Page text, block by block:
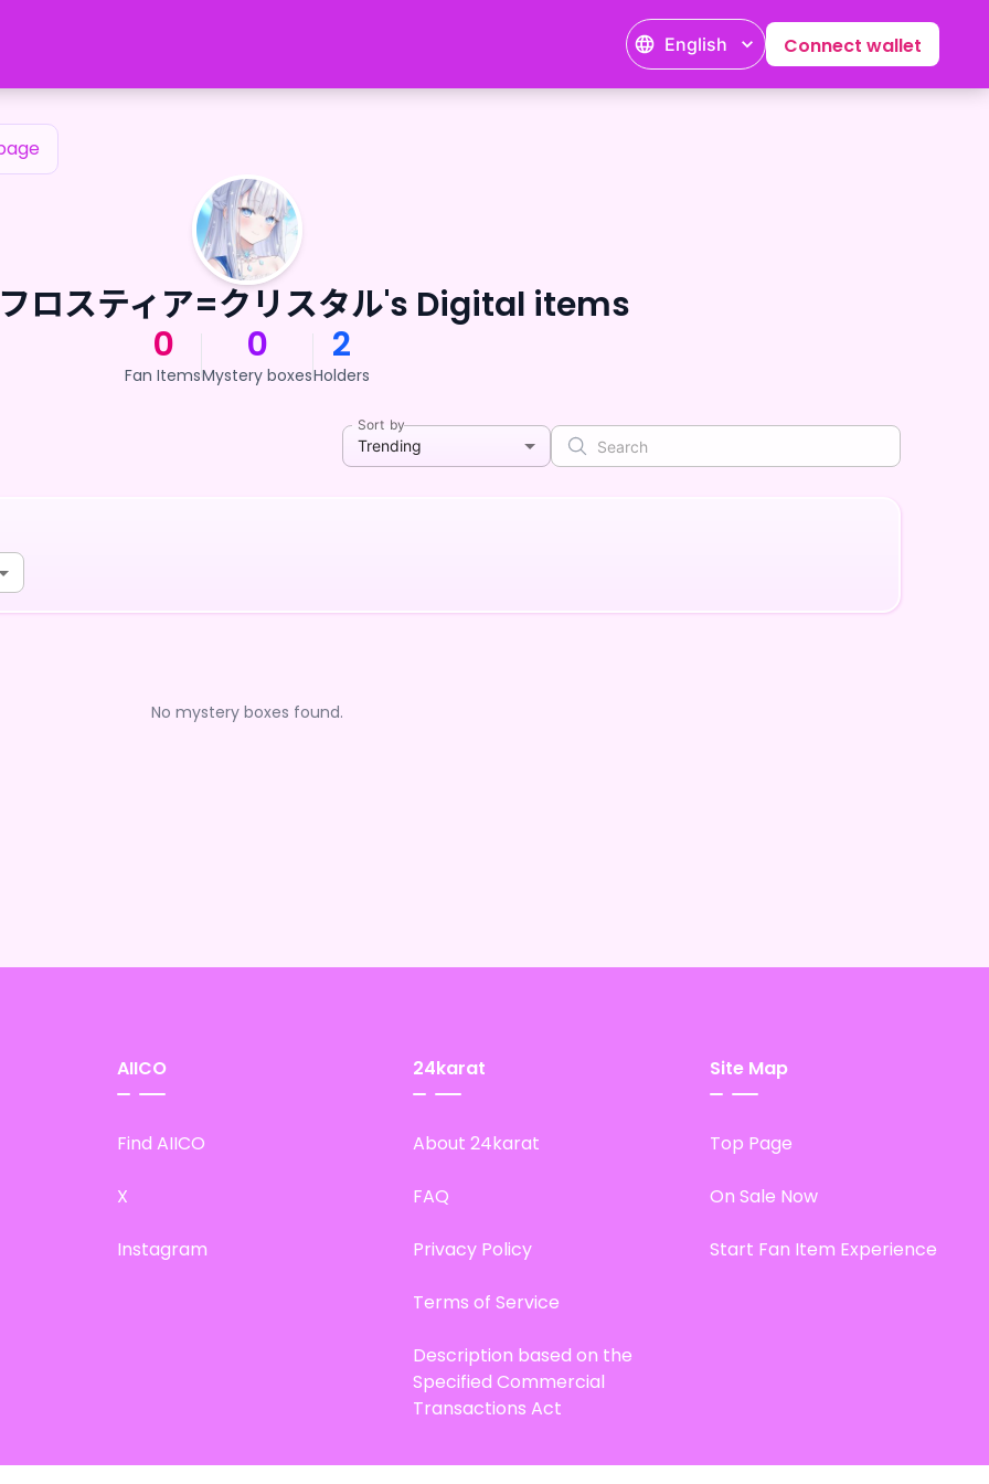
English Connect wallet
ロスティア=クリスタル's Digital items
0
Fan Items
0
Mystery boxes
2
Holders
Sort by
Trending
No mystery boxes found.
AIICO
Find AIICO
X
Instagram
24karat
About 24karat
FAQ
Privacy Policy
Terms of Service
Description based on the
Specified Commercial
Transactions Act
Site Map
Top Page
On Sale Now
Start Fan Item Experience